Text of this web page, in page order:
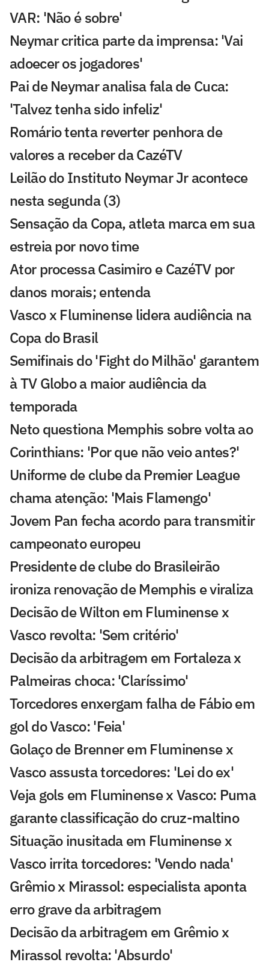
VAR: 'Não é sobre'
Neymar critica parte da imprensa: 'Vai
adoecer os jogadores'
Pai de Neymar analisa fala de Cuca:
'Talvez tenha sido infeliz'
Romário tenta reverter penhora de
valores a receber da CazéTV
Leilão do Instituto Neymar Jr acontece
nesta segunda (3)
Sensação da Copa, atleta marca em sua
estreia por novo time
Ator processa Casimiro e CazéTV por
danos morais; entenda
Vasco x Fluminense lidera audiência na
Copa do Brasil
Semifinais do 'Fight do Milhão' garantem
à TV Globo a maior audiência da
temporada
Neto questiona Memphis sobre volta ao
Corinthians: 'Por que não veio antes?'
Uniforme de clube da Premier League
chama atenção: 'Mais Flamengo'
Jovem Pan fecha acordo para transmitir
campeonato europeu
Presidente de clube do Brasileirão
ironiza renovação de Memphis e viraliza
Decisão de Wilton em Fluminense x
Vasco revolta: 'Sem critério'
Decisão da arbitragem em Fortaleza x
Palmeiras choca: 'Claríssimo'
Torcedores enxergam falha de Fábio em
gol do Vasco: 'Feia'
Golaço de Brenner em Fluminense x
Vasco assusta torcedores: 'Lei do ex'
Veja gols em Fluminense x Vasco: Puma
garante classificação do cruz-maltino
Situação inusitada em Fluminense x
Vasco irrita torcedores: 'Vendo nada'
Grêmio x Mirassol: especialista aponta
erro grave da arbitragem
Decisão da arbitragem em Grêmio x
Mirassol revolta: 'Absurdo'